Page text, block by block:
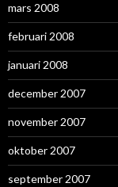
mars 2008
februari 2008
januari 2008
december 2007
november 2007
oktober 2007
september 2007